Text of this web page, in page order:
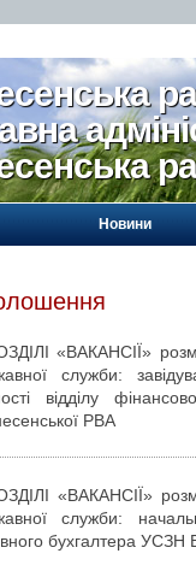
Новини
«ВАКАНСІЇ»
служби:
відділу
РВА
«ВАКАНСІЇ»
служби:
бухгалтера УСЗН